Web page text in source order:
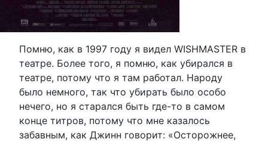
Помню, как в 1997 году я видел WISHMASTER в
театре. Более того, я помню, как убирался в
театре, потому что я там работал. Народу
было немного, так что убирать было особо
нечего, но я старался быть где-то в самом
конце титров, потому что мне казалось
забавным, как Джинн говорит: «Осторожнее,